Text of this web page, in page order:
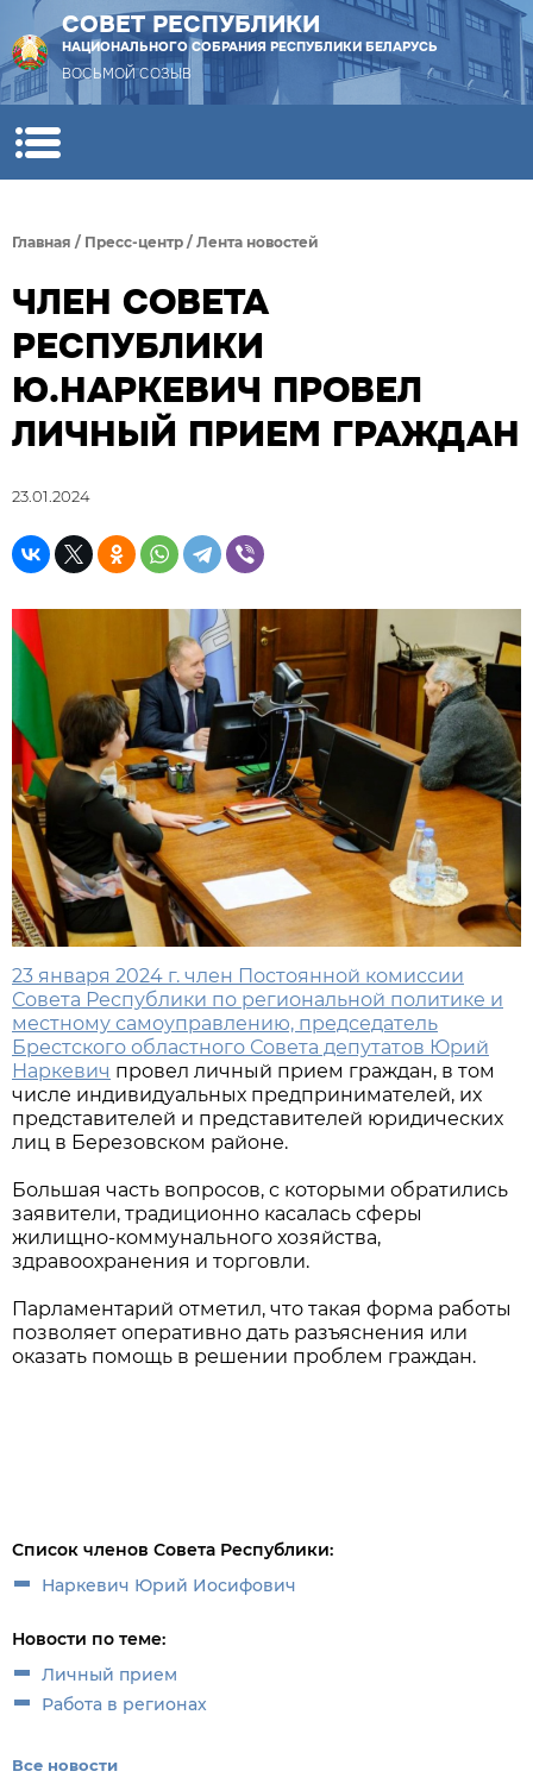
СОВЕТ РЕСПУБЛИКИ
НАЦИОНАЛЬНОГО СОБРАНИЯ РЕСПУБЛИКИ БЕЛАРУСЬ
ВОСЬМОЙ СОЗЫВ
Главная / Пресс-центр / Лента новостей
ЧЛЕН СОВЕТА
РЕСПУБЛИКИ
Ю.НАРКЕВИЧ ПРОВЕЛ
ЛИЧНЫЙ ПРИЕМ ГРАЖДАН
23.01.2024
23 января 2024 г. член Постоянной комиссии
Совета Республики по региональной политике и
местному самоуправлению, председатель
Брестского областного Совета депутатов Юрий
Наркевич провел личный прием граждан, в том
числе индивидуальных предпринимателей, их
представителей и представителей юридических
лиц в Березовском районе.
Большая часть вопросов, с которыми обратились
заявители, традиционно касалась сферы
жилищно-коммунального хозяйства,
здравоохранения и торговли.
Парламентарий отметил, что такая форма работы
позволяет оперативно дать разъяснения или
оказать помощь в решении проблем граждан.
Список членов Совета Республики:
Наркевич Юрий Иосифович
Новости по теме:
Личный прием
Работа в регионах
Все новости